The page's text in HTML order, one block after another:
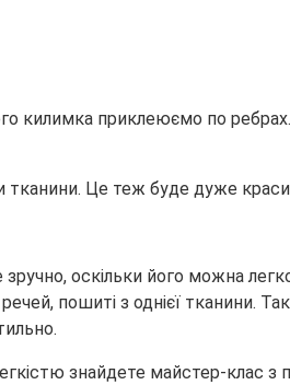
приклеюємо по
Це теж буде дуже
оскільки його можна
речей, пошиті з однієї
знайдете майстер-клас з